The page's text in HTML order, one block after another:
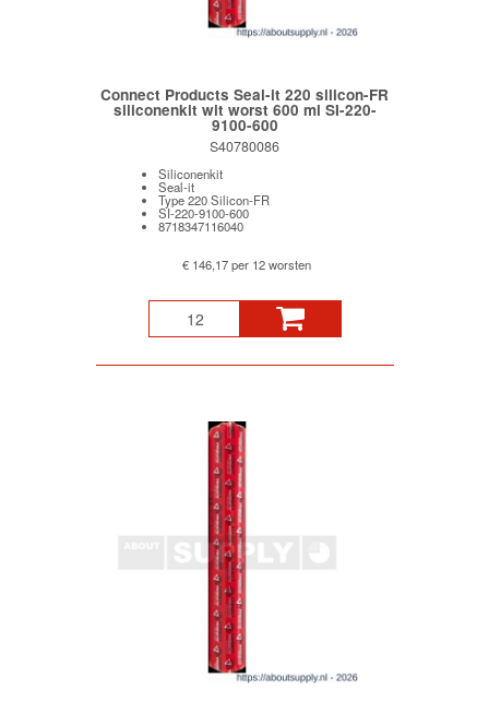
Connect Products Seal-it 220 silicon-FR
siliconenkit wit worst 600 ml SI-220-
9100-600
S40780086
Siliconenkit
Seal-it
Type 220 Silicon-FR
SI-220-9100-600
8718347116040
€ 146,17 per 12 worsten